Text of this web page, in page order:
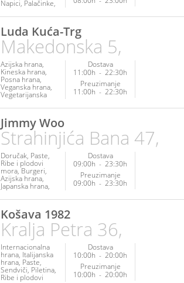
Napici Palačinke
Sendviči
Luda Kuća-Trg
Makedonska 5,
Azijska hrana
Kineska hrana
Posna hrana
Veganska hrana
Vegetarijanska
hrana
Dostava
11:00h - 22:30h
Preuzimanje
11:00h - 22:30h
Jimmy Woo
Strahinjića Bana 47,
Doručak Paste
Ribe i plodovi
mora Burgeri
Azijska hrana
Japanska hrana
Poslastice
Dostava
09:00h - 23:30h
Preuzimanje
09:00h - 23:30h
Košava 1982
Kralja Petra 36,
Internacionalna
hrana Italijanska
hrana Paste
Sendviči Piletina
Ribe i plodovi
Dostava
10:00h - 20:00h
Preuzimanje
10:00h - 20:00h